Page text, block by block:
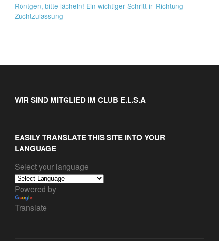
Röntgen, bitte lächeln! Ein wichtiger Schritt in Richtung
Zuchtzulassung
WIR SIND MITGLIED IM CLUB E.L.S.A
EASILY TRANSLATE THIS SITE INTO YOUR
LANGUAGE
Select your language
Powered by
Translate